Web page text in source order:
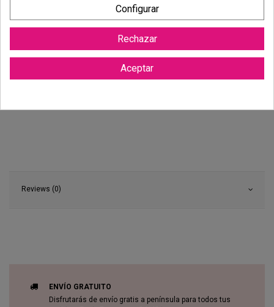
Reviews (0)
ENVÍO GRATUITO
Disfrutarás de envío gratis a península para todos tus
Configurar
Rechazar
Aceptar